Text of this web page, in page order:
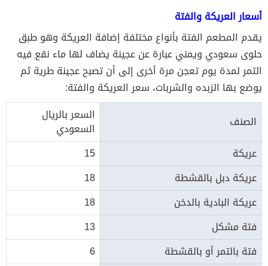
أسعار العريكة والفتة
يقدم المطعم الفتة بأنواع مختلفة إضافة العريكة وهو طبق
حلوى سعودي ويمني عبارة عن عجينة يضاف لها ماء نقع فيه
التمر لمدة يوم تعجن مرة أخرى إلى أن تصبح عجينة طرية ثم
يوضع بها الزبده والشربات، سعر العريكة والفتة:
الصنف
السعر بالريال
السعودي
عريكة
15
عريكة دبل بالقشطة
18
عريكة البادية بالدخن
18
فتة مشكل
13
فتة بالتمر أو بالقشطة
6